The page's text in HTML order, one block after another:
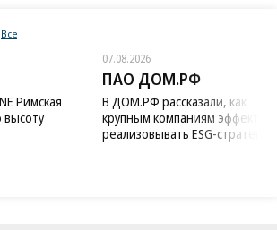
Все
Римская
высоту
07.08.2026
ПАО ДОМ.РФ
В ДОМ.РФ рассказали, как
крупным компаниям
реализовывать ESG-стратегию